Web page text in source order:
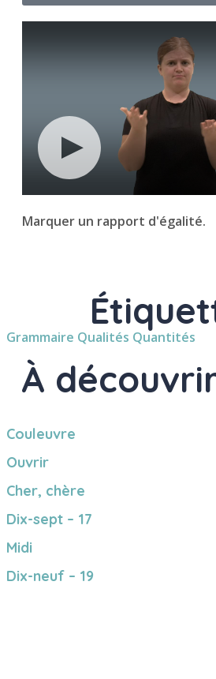
Marquer un rapport d'égalité.
Grammaire Qualités Quantités
À
Couleuvre
Ouvrir
Cher, chère
Dix-sept – 17
Midi
Dix-neuf – 19